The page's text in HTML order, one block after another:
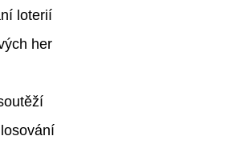
loterií
her